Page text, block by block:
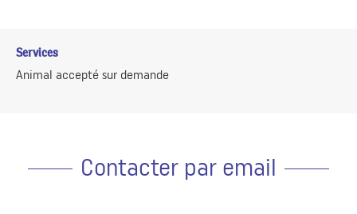
Services
Animal accepté sur demande
Contacter par email